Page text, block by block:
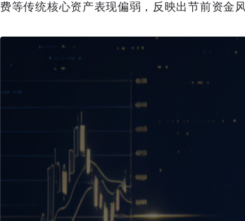
费等传统核心资产表现偏弱，反映出节前资金